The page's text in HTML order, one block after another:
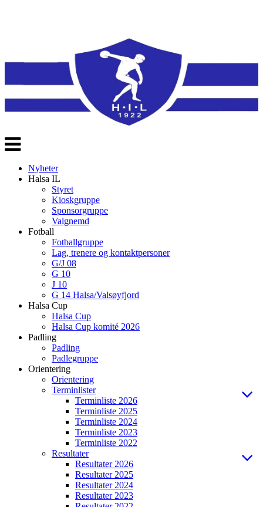
Veksle
navigasjon
Nyheter
Halsa IL
Styret
Kioskgruppe
Sponsorgruppe
Valgnemd
Fotball
Fotballgruppe
Lag, trenere og kontaktpersoner
G/J 08
G 10
J 10
G 14 Halsa/Valsøyfjord
Halsa Cup
Halsa Cup
Halsa Cup komité 2026
Padling
Padling
Padlegruppe
Orientering
Orientering
Terminlister
Terminliste 2026
Terminliste 2025
Terminliste 2024
Terminliste 2023
Terminliste 2022
Resultater
Resultater 2026
Resultater 2025
Resultater 2024
Resultater 2023